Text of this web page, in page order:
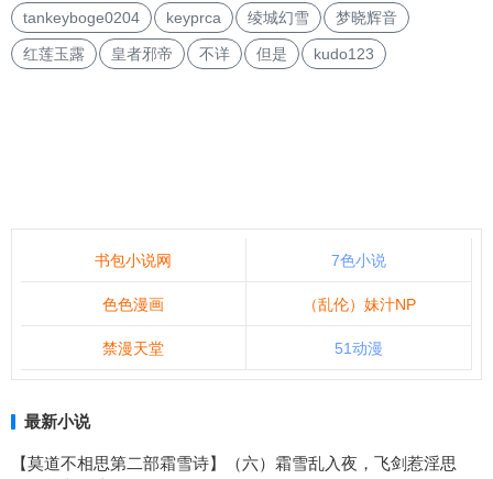
tankeyboge0204 keyprca 绫城幻雪 梦晓辉音
红莲玉露 皇者邪帝 不详 但是 kudo123
书包小说网 7色小说
色色漫画 （乱伦）妹汁NP
禁漫天堂 51动漫
最新小说
【莫道不相思第二部霜雪诗】（六）霜雪乱入夜，飞剑惹淫思